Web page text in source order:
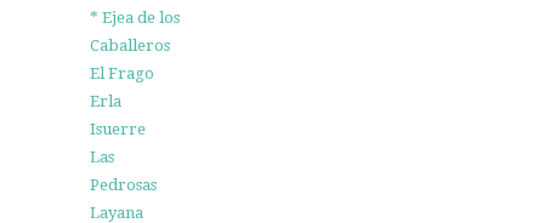
* Ejea de los
Caballeros
El Frago
Erla
Isuerre
Las
Pedrosas
Layana